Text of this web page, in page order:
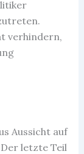
verhindern,
Aussicht auf
letzte Teil